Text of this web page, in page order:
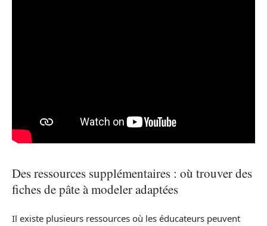
Des ressources supplémentaires : où trouver des
fiches de pâte à modeler adaptées
Il existe plusieurs ressources où les éducateurs peuvent